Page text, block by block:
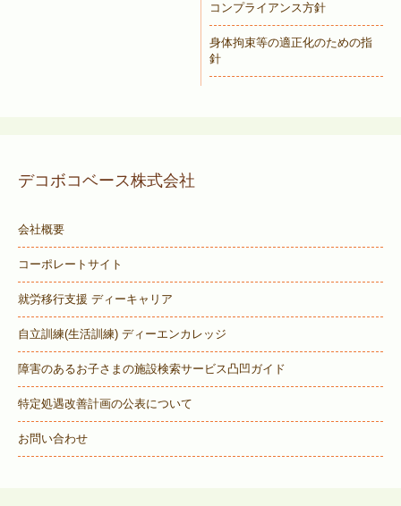
コンプライアンス方針
身体拘束等の適正化のための指
針
デコボコベース株式会社
会社概要
コーポレートサイト
就労移行支援 ディーキャリア
自立訓練(生活訓練) ディーエンカレッジ
障害のあるお子さまの施設検索サービス凸凹ガイド
特定処遇改善計画の公表について
お問い合わせ